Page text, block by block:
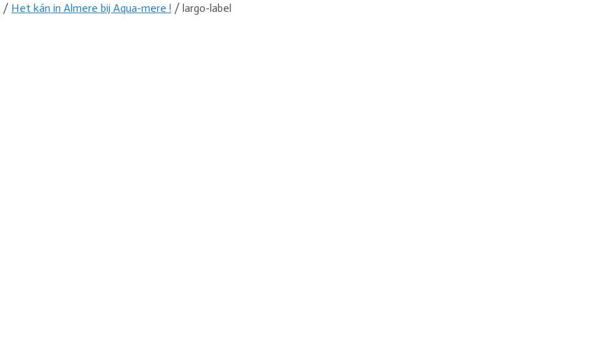
/ Het kán in Almere bij Aqua-mere ! / largo-label